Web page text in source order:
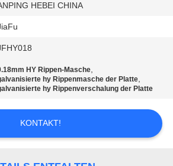
HEBEI CHINA
HY Rippen-Masche,
hy Rippenmasche der Platte,
hy Rippenverschalung der Platte
KONTAKT!